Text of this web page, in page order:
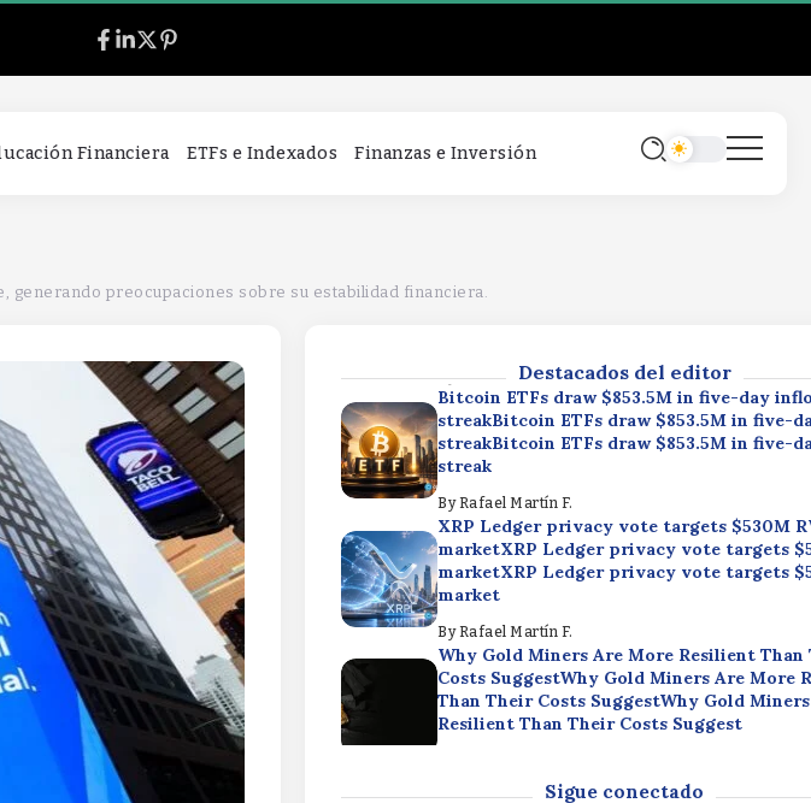
Financiera ETFs e Indexados Finanzas e Inversión
generando preocupaciones sobre su estabilidad financiera.
Destacados del editor
streak
XRP Ledger privacy vote targets $530M
marketXRP Ledger privacy vote targets
Costs SuggestWhy Gold Miners Are More
ByRafael Martín F.
Bitcoin ETFs draw $853.5M in five-day
streakBitcoin ETFs draw $853.5M in five-
streakBitcoin ETFs draw $853.5M in five-
streak
By Rafael Martín F.
XRP Ledger privacy vote targets $530M
marketXRP Ledger privacy vote targets
marketXRP Ledger privacy vote targets
market
By Rafael Martín F.
Why Gold Miners Are More Resilient Than
Costs SuggestWhy Gold Miners Are More
Than Their Costs SuggestWhy Gold
Resilient Than Their Costs Suggest
Bitcoin ETFs draw $853.5M in five-day
Sigue conectado